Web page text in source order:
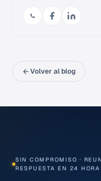
Volver al blog
SIN COMPROMISO ·
RESPUESTA EN 24